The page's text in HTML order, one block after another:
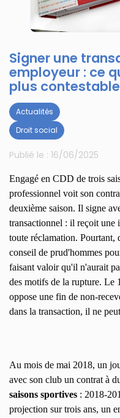
Signer une
employeur : ce
plus contestable
Publié le : 16/06/2025
Actualités
Droit social
Engagé en CDD de trois
professionnel voit son
deuxième saison. Il signe
transactionnel : il reçoit une
toute réclamation. Pourtant,
conseil de prud'hommes
faisant valoir qu'il n'aurait
des motifs de la rupture. Le
oppose une fin de non-
dans la transaction, il ne
Au mois de mai 2018, un
avec son club un contrat à
saisons sportives : 2018-
projection sur trois ans, un